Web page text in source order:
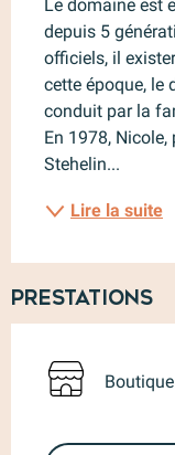
Le domaine est
depuis 5
officiels, il
cette époque, le
conduit par la
En 1978,
Stehelin...
Lire la suite
Prestations
Boutique